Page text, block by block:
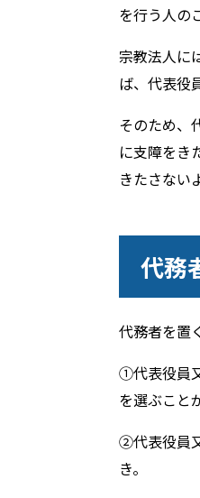
を行う人の
宗教法人に
ば、代表役
そのため、
に支障をき
きたさない
代務
代務者を置
①代表役員
を選ぶこと
②代表役員
き。